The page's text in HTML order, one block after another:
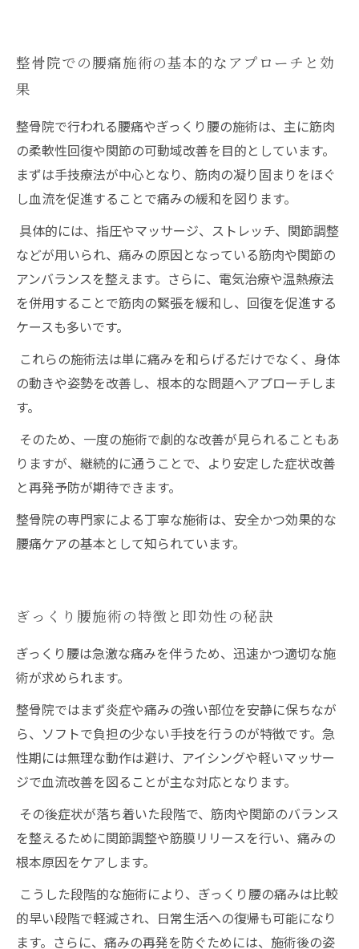
整骨院での腰痛施術の基本的なアプローチと効
果
整骨院で行われる腰痛やぎっくり腰の施術は、主に筋肉
の柔軟性回復や関節の可動域改善を目的としています。
まずは手技療法が中心となり、筋肉の凝り固まりをほぐ
し血流を促進することで痛みの緩和を図ります。
具体的には、指圧やマッサージ、ストレッチ、関節調整
などが用いられ、痛みの原因となっている筋肉や関節の
アンバランスを整えます。さらに、電気治療や温熱療法
を併用することで筋肉の緊張を緩和し、回復を促進する
ケースも多いです。
これらの施術法は単に痛みを和らげるだけでなく、身体
の動きや姿勢を改善し、根本的な問題へアプローチしま
す。
そのため、一度の施術で劇的な改善が見られることもあ
りますが、継続的に通うことで、より安定した症状改善
と再発予防が期待できます。
整骨院の専門家による丁寧な施術は、安全かつ効果的な
腰痛ケアの基本として知られています。
ぎっくり腰施術の特徴と即効性の秘訣
ぎっくり腰は急激な痛みを伴うため、迅速かつ適切な施
術が求められます。
整骨院ではまず炎症や痛みの強い部位を安静に保ちなが
ら、ソフトで負担の少ない手技を行うのが特徴です。急
性期には無理な動作は避け、アイシングや軽いマッサー
ジで血流改善を図ることが主な対応となります。
その後症状が落ち着いた段階で、筋肉や関節のバランス
を整えるために関節調整や筋膜リリースを行い、痛みの
根本原因をケアします。
こうした段階的な施術により、ぎっくり腰の痛みは比較
的早い段階で軽減され、日常生活への復帰も可能になり
ます。さらに、痛みの再発を防ぐためには、施術後の姿